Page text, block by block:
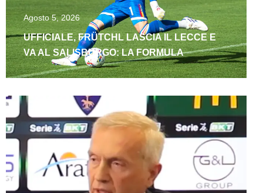
Agosto 5, 2026
UFFICIALE, FRÜTCHL LASCIA IL LECCE E
VA AL SALISBURGO: LA FORMULA